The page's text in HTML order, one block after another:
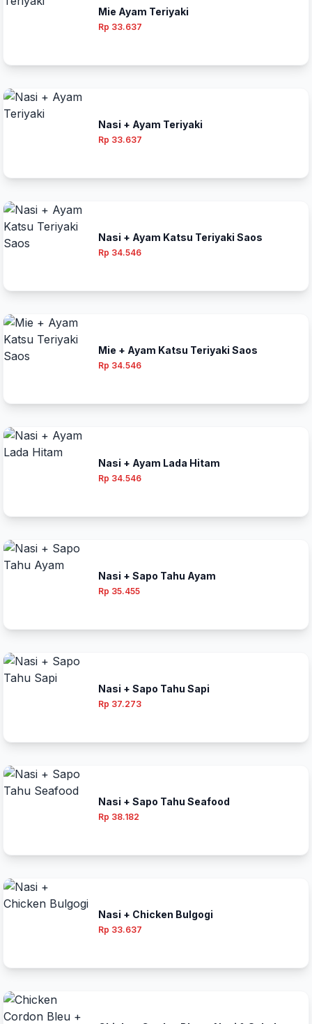
Mie Ayam Teriyaki
Rp 33.637
Nasi + Ayam Teriyaki
Rp 33.637
Nasi + Ayam Katsu Teriyaki Saos
Rp 34.546
Mie + Ayam Katsu Teriyaki Saos
Rp 34.546
Nasi + Ayam Lada Hitam
Rp 34.546
Nasi + Sapo Tahu Ayam
Rp 35.455
Nasi + Sapo Tahu Sapi
Rp 37.273
Nasi + Sapo Tahu Seafood
Rp 38.182
Nasi + Chicken Bulgogi
Rp 33.637